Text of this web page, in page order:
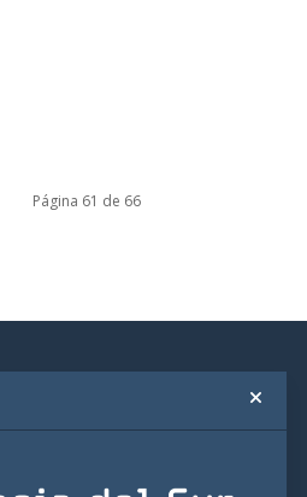
Página 61 de 66